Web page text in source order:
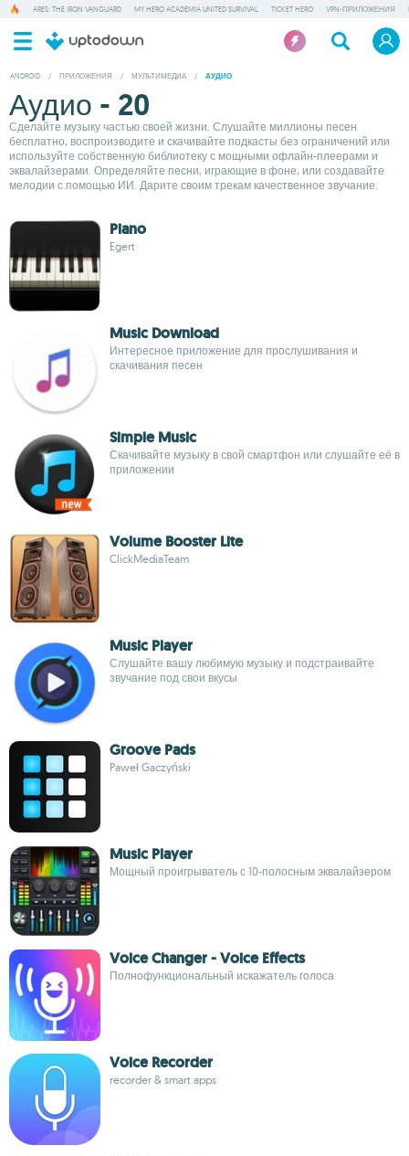
ARES: THE IRON VANGUARD MY HERO ACADEMIA UNITED SURVIVAL TICKET HERO VPN-ПРИЛОЖЕНИЯ
ANDROID / ПРИЛОЖЕНИЯ / МУЛЬТИМЕДИА / АУДИО
Аудио - 20
Сделайте музыку частью своей жизни. Слушайте миллионы песен
бесплатно, воспроизводите и скачивайте подкасты без ограничений или
используйте собственную библиотеку с мощными офлайн-плеерами и
эквалайзерами. Определяйте песни, играющие в фоне, или создавайте
мелодии с помощью ИИ. Дарите своим трекам качественное звучание.
Piano
Egert
Music Download
Интересное приложение для прослушивания и
скачивания песен
Simple Music
Скачивайте музыку в свой смартфон или слушайте её в
приложении
Volume Booster Lite
ClickMediaTeam
Music Player
Слушайте вашу любимую музыку и подстраивайте
звучание под свои вкусы
Groove Pads
Paweł Gaczyński
Music Player
Мощный проигрыватель с 10-полосным эквалайзером
Voice Changer - Voice Effects
Полнофункциональный искажатель голоса
Voice Recorder
recorder & smart apps